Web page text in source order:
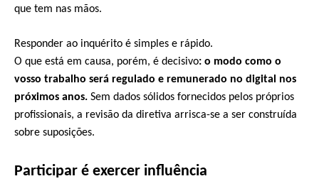
que tem nas mãos.
Responder ao inquérito é simples e rápido.
O que está em causa, porém, é decisivo: o modo como o
vosso trabalho será regulado e remunerado no digital nos
próximos anos. Sem dados sólidos fornecidos pelos próprios
profissionais, a revisão da diretiva arrisca-se a ser construída
sobre suposições.
Participar é exercer influência